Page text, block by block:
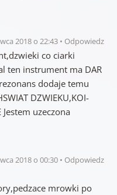
2018 o 22:43 Odpowiedz
co ciarki
ten instrument ma DAR
dodaje temu
DZWIEKU,KOI-
Jestem uzeczona
2018 o 00:30 Odpowiedz
mrowki po